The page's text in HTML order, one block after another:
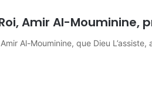
Amir Al-
Al-Mouminine, que Dieu